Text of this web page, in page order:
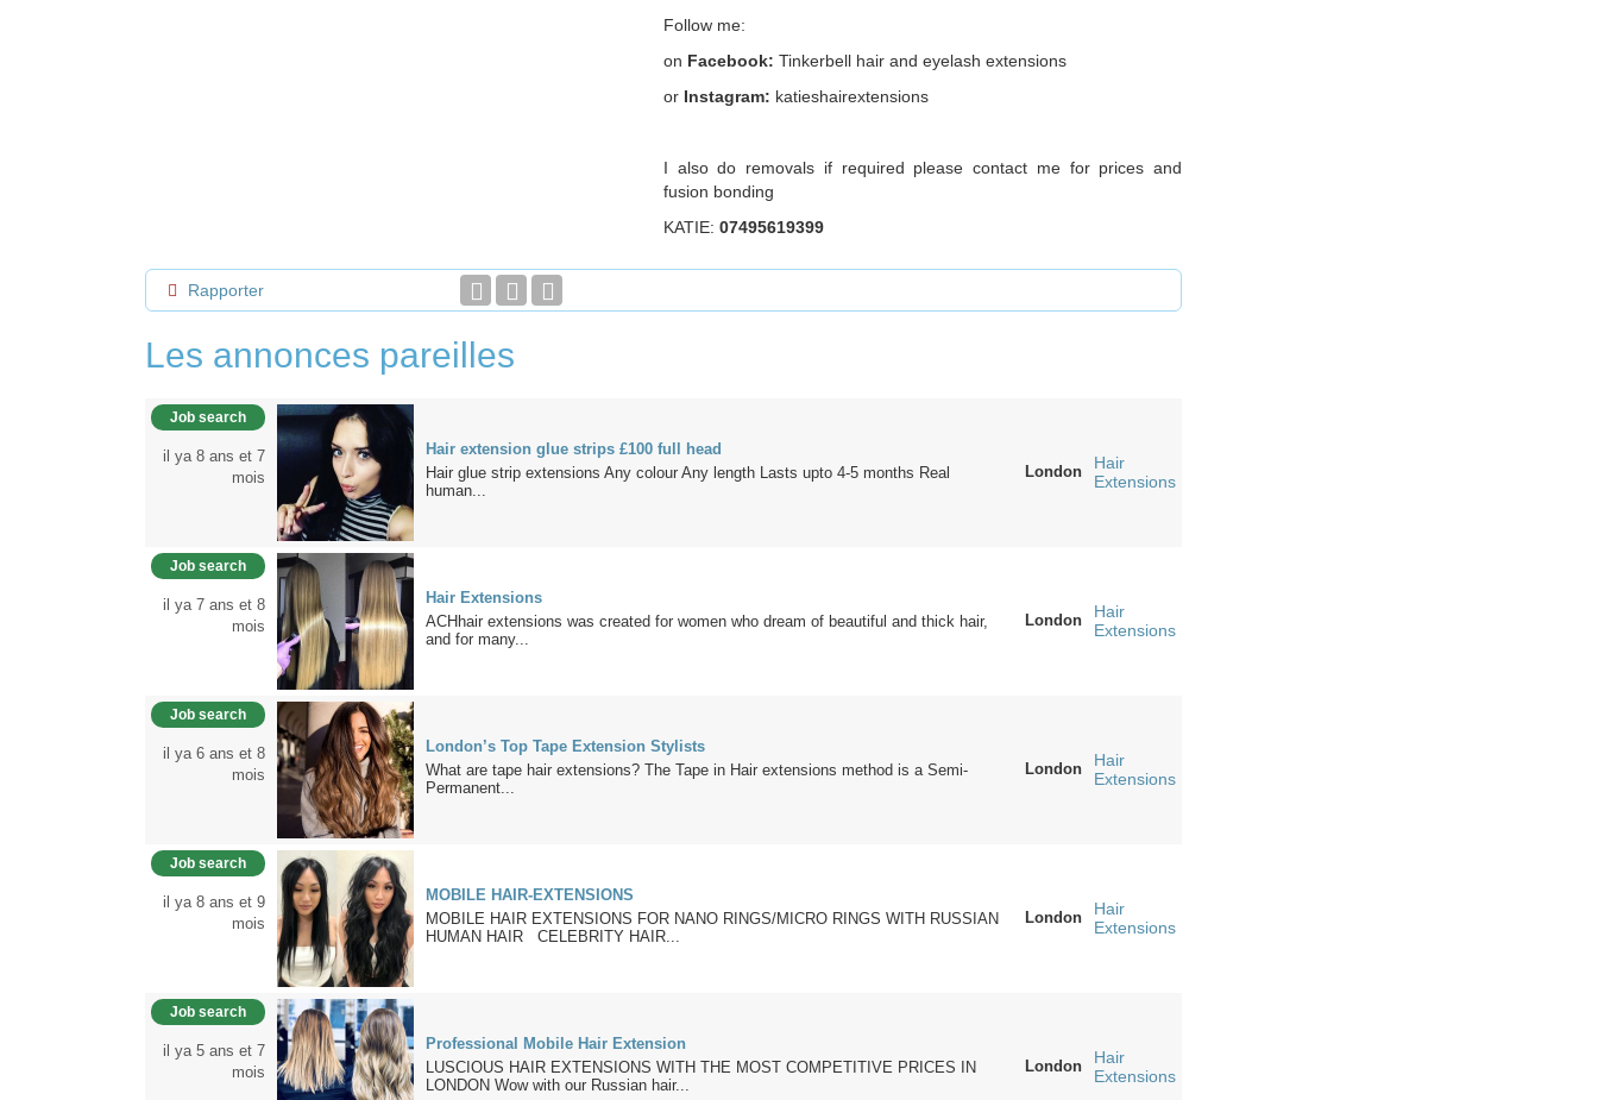
Follow me:
on Facebook: Tinkerbell hair and eyelash extensions
or Instagram: katieshairextensions
I also do removals if required please contact me for prices and
fusion bonding
KATIE: 07495619399
Rapporter
Les annonces pareilles
Job search
il ya 8 ans et 7
mois
Hair extension glue strips £100 full head
Hair glue strip extensions Any colour Any length Lasts upto 4-5 months Real
human...
London
Hair
Extensions
Job search
il ya 7 ans et 8
mois
Hair Extensions
ACHhair extensions was created for women who dream of beautiful and thick hair,
and for many...
London
Hair
Extensions
Job search
il ya 6 ans et 8
mois
London’s Top Tape Extension Stylists
What are tape hair extensions? The Tape in Hair extensions method is a Semi-
Permanent...
London
Hair
Extensions
Job search
il ya 8 ans et 9
mois
MOBILE HAIR-EXTENSIONS
MOBILE HAIR EXTENSIONS FOR NANO RINGS/MICRO RINGS WITH RUSSIAN
HUMAN HAIR CELEBRITY HAIR...
London
Hair
Extensions
Job search
il ya 5 ans et 7
mois
Professional Mobile Hair Extension
LUSCIOUS HAIR EXTENSIONS WITH THE MOST COMPETITIVE PRICES IN
LONDON Wow with our Russian hair...
London
Hair
Extensions